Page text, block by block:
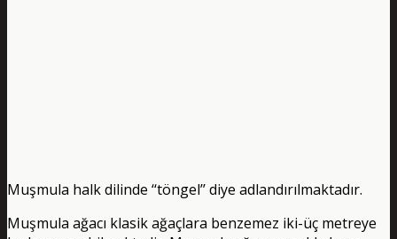
Muşmula halk dilinde ‘‘töngel’’ diye adlandırılmaktadır.
Muşmula ağacı klasik ağaçlara benzemez iki-üç metreye